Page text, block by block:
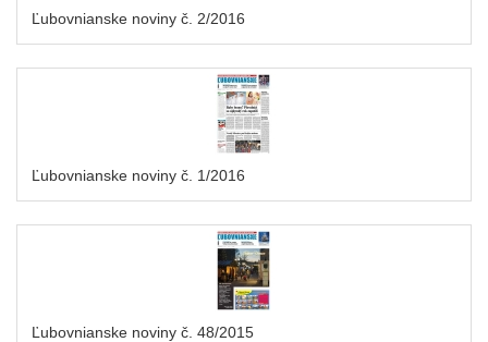
Ľubovnianske noviny č. 2/2016
Ľubovnianske noviny č. 1/2016
Ľubovnianske noviny č. 48/2015